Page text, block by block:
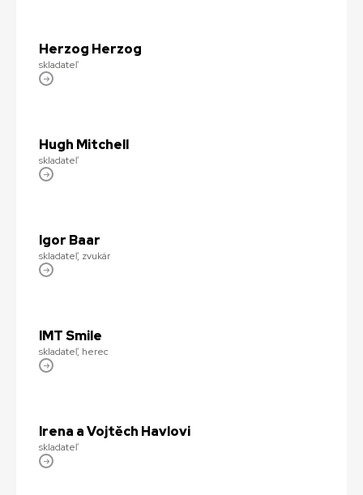
Herzog Herzog
skladateľ
Hugh Mitchell
skladateľ
Igor Baar
skladateľ, zvukár
IMT Smile
skladateľ, herec
Irena a Vojtěch Havlovi
skladateľ